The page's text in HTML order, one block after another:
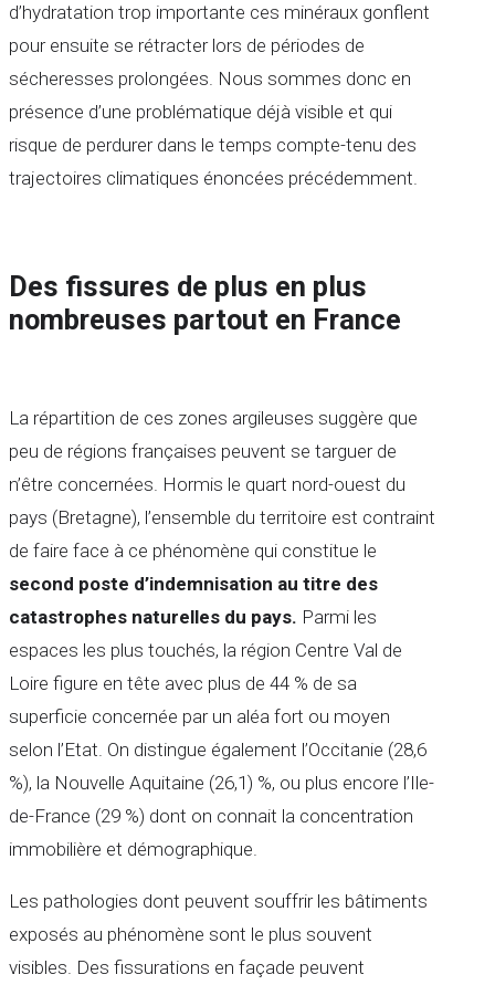
d’hydratation trop importante ces minéraux gonflent
pour ensuite se rétracter lors de périodes de
sécheresses prolongées. Nous sommes donc en
présence d’une problématique déjà visible et qui
risque de perdurer dans le temps compte-tenu des
trajectoires climatiques énoncées précédemment.
Des fissures de plus en plus
nombreuses partout en France
La répartition de ces zones argileuses suggère que
peu de régions françaises peuvent se targuer de
n’être concernées. Hormis le quart nord-ouest du
pays (Bretagne), l’ensemble du territoire est contraint
de faire face à ce phénomène qui constitue le
second poste d’indemnisation au titre des
catastrophes naturelles du pays. Parmi les
espaces les plus touchés, la région Centre Val de
Loire figure en tête avec plus de 44 % de sa
superficie concernée par un aléa fort ou moyen
selon l’Etat. On distingue également l’Occitanie (28,6
%), la Nouvelle Aquitaine (26,1) %, ou plus encore l’Ile-
de-France (29 %) dont on connait la concentration
immobilière et démographique.
Les pathologies dont peuvent souffrir les bâtiments
exposés au phénomène sont le plus souvent
visibles. Des fissurations en façade peuvent